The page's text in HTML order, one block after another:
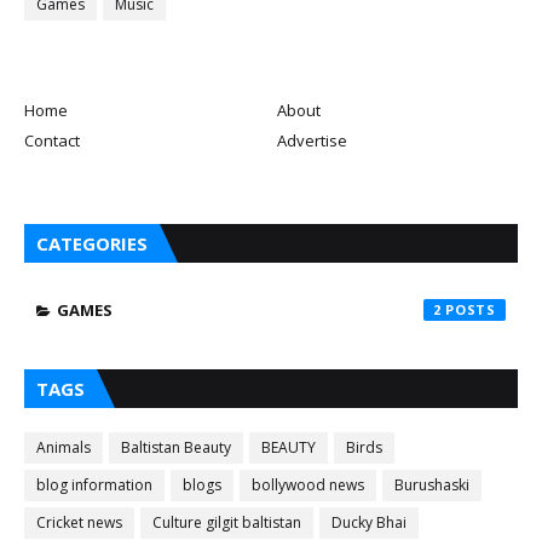
Games Music
Home
About
Contact
Advertise
CATEGORIES
GAMES 2
TAGS
Animals Baltistan Beauty BEAUTY
Birds
blog information
blogs bollywood news
Burushaski
Cricket news
Culture gilgit baltistan
Ducky Bhai